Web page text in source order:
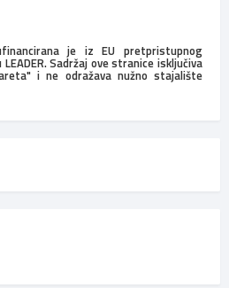
je iz EU pretpristupnog
Sadržaj ove stranice isključiva
i ne odražava nužno stajalište